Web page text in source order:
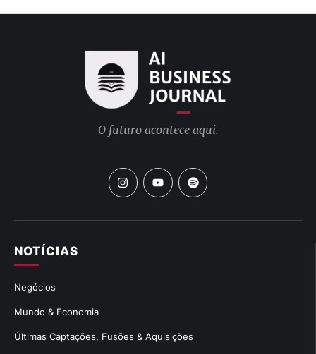
NOTÍCIAS
Negócios
Mundo & Economia
Últimas Captações, Fusões & Aquisições
O futuro acontece aqui.